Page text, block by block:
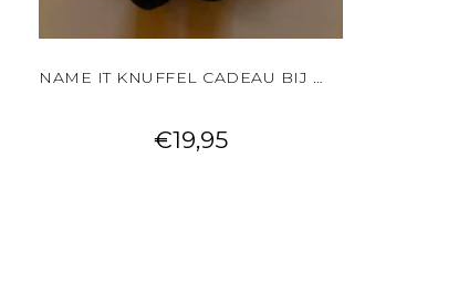
€19,95